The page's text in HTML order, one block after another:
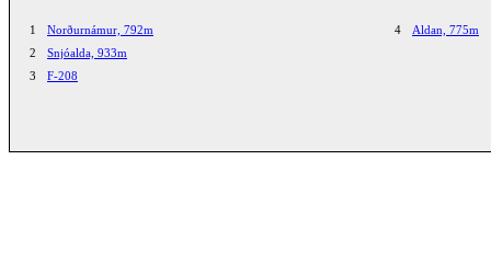
1
Norðurnámur, 792m
2
Snjóalda, 933m
3
F-208
4 Aldan, 775m